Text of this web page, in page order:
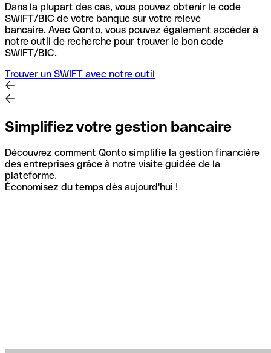
Dans la plupart des cas, vous pouvez obtenir le code
SWIFT/BIC de votre banque sur votre relevé
bancaire. Avec Qonto, vous pouvez également accéder à
notre outil de recherche pour trouver le bon code
SWIFT/BIC.
Trouver un SWIFT avec notre outil
Simplifiez votre gestion bancaire
Découvrez comment Qonto simplifie la gestion financière
des entreprises grâce à notre visite guidée de la
plateforme.
Économisez du temps dès aujourd'hui !